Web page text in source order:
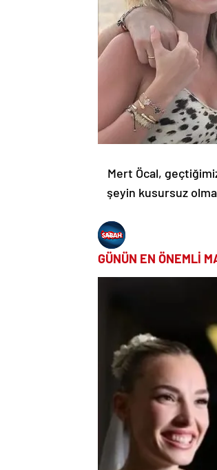
Mert Öcal,
şeyin kusursuz
GÜNÜN EN ÖNEMLİ